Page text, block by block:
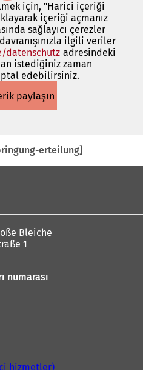
için, "Harici içeriği
içeriği açmanız
sağlayıcı çerezler
ilgili veriler
datenschutz(Yeni
bir
sekmede
adresindeki
istediğiniz zaman
iptal edebilirsiniz.
paylaşın
erteilung]
Bleiche
1
numarası
hizmetler)